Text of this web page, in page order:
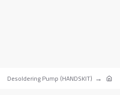
Desoldering Pump (HANDSKIT)